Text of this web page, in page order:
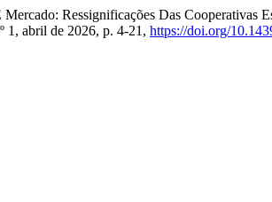
Mercado: Ressignificações Das Cooperativas
1, abril de 2026, p. 4-21, https://doi.org/